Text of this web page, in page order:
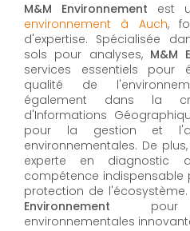
M&M Environnement est
environnement à Auch,
d'expertise. Spécialisée
sols pour analyses, M&M
services essentiels pour
qualité de
également dans la
d'Informations
pour la gestion et
environnementales. De plus,
experte en diagnostic
compétence
protection de
Environnement pour
environnementales